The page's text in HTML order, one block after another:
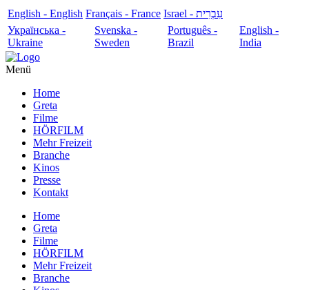
English - English Français - France
עִבְרִית - Israel
Українська -
Ukraine
Svenska -
Sweden
Português -
Brazil
English -
India
Menü
Home
Greta
Filme
HÖRFILM
Mehr Freizeit
Branche
Kinos
Presse
Kontakt
Home
Greta
Filme
HÖRFILM
Mehr Freizeit
Branche